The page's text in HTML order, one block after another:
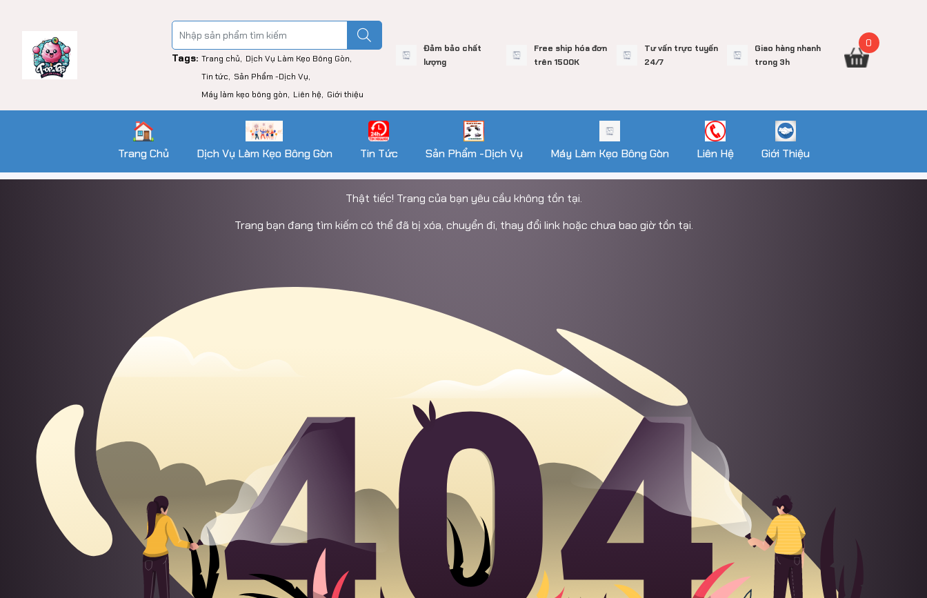
Tags: Trang chủ
Dịch Vụ Làm Kẹo Bông Gòn
Tin tức
Sản Phẩm -Dịch Vụ
Máy làm kẹo bông gòn
Liên hệ Giới thiệu
Đảm bảo chất
lượng
Free ship hóa đơn
trên 1500K
Tư vấn trực tuyến
24/7
Giao hàng nhanh
trong 3h
0
Trang Chủ Dịch Vụ Làm Kẹo Bông Gòn Tin Tức Sản Phẩm -Dịch Vụ Máy Làm Kẹo Bông Gòn Liên Hệ Giới Thiệu
Thật tiếc! Trang của bạn yêu cầu không tồn tại.
Trang bạn đang tìm kiếm có thể đã bị xóa, chuyển đi, thay đổi link hoặc chưa bao giờ tồn tại.